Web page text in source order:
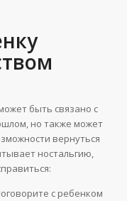
быть связано с
но также может
вернуться
ностальгию,
с ребенком